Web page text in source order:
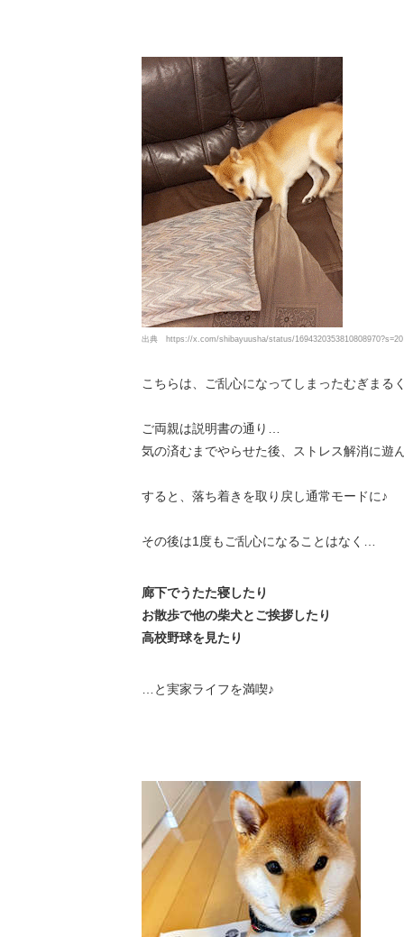
出典 https://x.com/shibayuusha/status/1694320353810808970?s=20
こちらは、ご乱心になってしまったむぎまる
ご両親は説明書の通り…
気の済むまでやらせた後、ストレス解消に遊
すると、落ち着きを取り戻し通常モードに♪
その後は1度もご乱心になることはなく…
廊下でうたた寝したり
お散歩で他の柴犬とご挨拶したり
高校野球を見たり
…と実家ライフを満喫♪